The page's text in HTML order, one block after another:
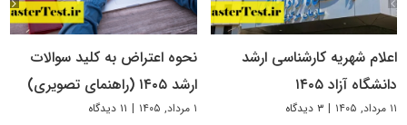
اعلام شهریه کارشناسی ارشد
دانشگاه آزاد ۱۴۰۵
۱۱ مرداد, ۱۴۰۵ | ۳ دیدگاه
نحوه اعتراض به کلید سوالات
ارشد ۱۴۰۵ (راهنمای تصویری)
۱ مرداد, ۱۴۰۵ | ۱۱ دیدگاه